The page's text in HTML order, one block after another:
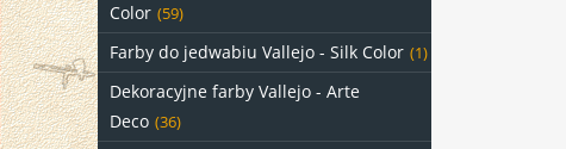
Color (59)
Farby do jedwabiu Vallejo - Silk Color (1)
Dekoracyjne farby Vallejo - Arte
Deco (36)